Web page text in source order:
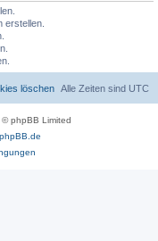
erstellen.
Alle Zeiten sind UTC
löschen
phpBB Limited
phpBB.de